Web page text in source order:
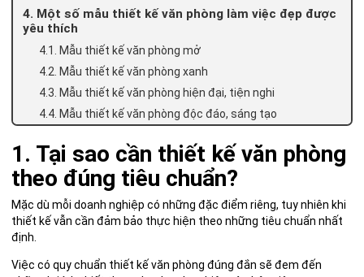
4. Một số mẫu thiết kế văn phòng làm việc đẹp được
yêu thích
4.1. Mẫu thiết kế văn phòng mở
4.2. Mẫu thiết kế văn phòng xanh
4.3. Mẫu thiết kế văn phòng hiện đại, tiện nghi
4.4. Mẫu thiết kế văn phòng độc đáo, sáng tạo
1. Tại sao cần thiết kế văn phòng
theo đúng tiêu chuẩn?
Mặc dù mỗi doanh nghiệp có những đặc điểm riêng, tuy nhiên khi
thiết kế vẫn cần đảm bảo thực hiện theo những tiêu chuẩn nhất
định.
Việc có quy chuẩn thiết kế văn phòng đúng đắn sẽ đem đến